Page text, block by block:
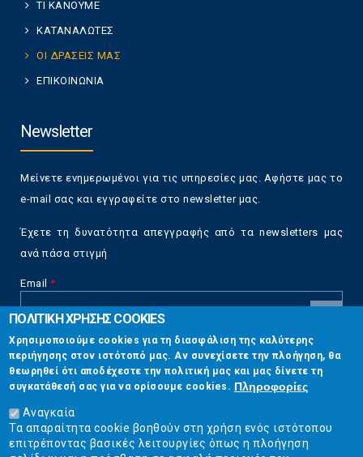
ΤΙ ΚΑΝΟΥΜΕ
ΚΑΤΑΝΑΛΩΤΕΣ
ΟΙ ΔΡΑΣΕΙΣ ΜΑΣ
ΕΠΙΚΟΙΝΩΝΙΑ
Newsletter
Μείνετε ενημερωμένοι για τις υπηρεσίες μας. Αφήστε μας το
e-mail σας και εγγραφείτε στο newsletter μας.
Έχετε τη δυνατότητα απεγγραφής από τα newsletters μας
ανά πάσα στιγμή
Email *
CAPTCHA
This
question is
for testing
whether or
not you are a
human visitor
and to
prevent
Επικοινωνία
Στουρνάρη 17, Αθήνα 10683
2103304444
ΠΟΛΙΤΙΚΗ ΧΡΗΣΗΣ COOKIES
Χρησιμοποιούμε cookies για τη διασφάλιση της καλύτερης
περιήγησης στον ιστότοπό μας. Αν συνεχίσετε την πλοήγηση, θα
θεωρηθεί ότι αποδέχεστε την πολιτική μας και μας δίνετε τη
συγκατάθεσή σας για να ορίσουμε cookies. Πληροφορίες
Αναγκαία
Τα απαραίτητα cookie βοηθούν στη χρήση ενός ιστότοπου
επιτρέποντας βασικές λειτουργίες όπως η πλοήγηση